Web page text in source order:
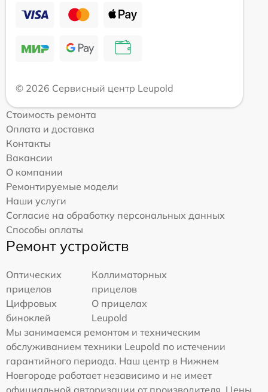
© 2026 Сервисный центр Leupold
Стоимость ремонта
Оплата и доставка
Контакты
Вакансии
О компании
Ремонтируемые модели
Наши услуги
Согласие на обработку персональных данных
Способы оплаты
Ремонт устройств
Оптических
прицелов
Коллиматорных
прицелов
Цифровых
биноклей
О прицелах
Leupold
Мы занимаемся ремонтом и техническим
обслуживанием техники Leupold по истечении
гарантийного периода. Наш центр в Нижнем
Новгороде работает независимо и не имеет
официальной авторизации от производителя. Цены